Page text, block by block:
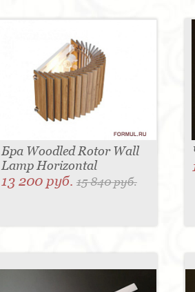
Бра Woodled Rotor Wall
Lamp Horizontal
13 200 руб. 15 840 руб.